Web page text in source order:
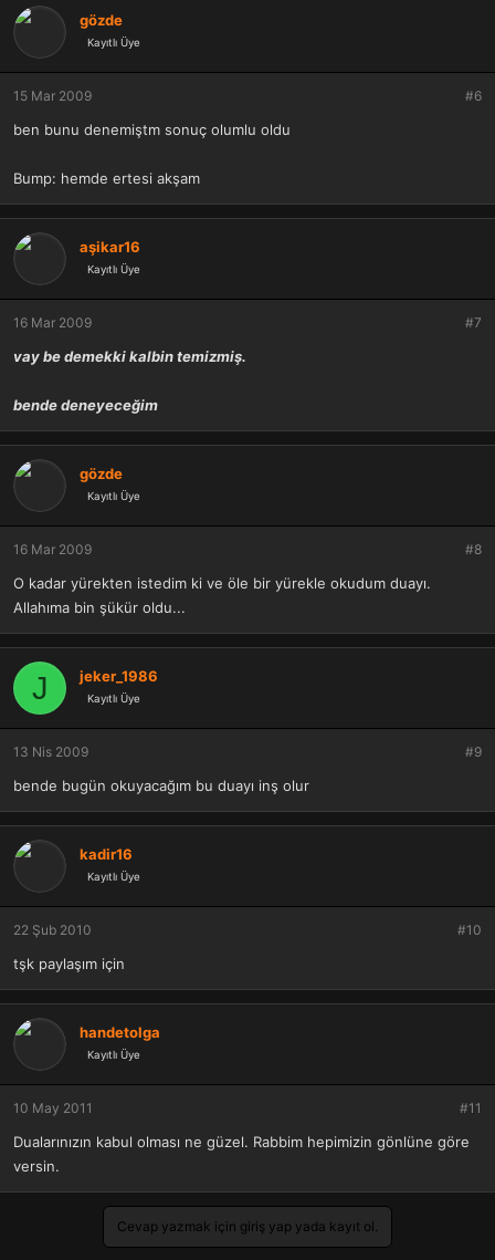
gözde
Kayıtlı Üye
15 Mar 2009 #6
ben bunu denemiştm sonuç olumlu oldu
Bump: hemde ertesi akşam
aşikar16
Kayıtlı Üye
16 Mar 2009 #7
vay be demekki kalbin temizmiş.
bende deneyeceğim
gözde
Kayıtlı Üye
16 Mar 2009 #8
O kadar yürekten istedim ki ve öle bir yürekle okudum duayı.
Allahıma bin şükür oldu...
J jeker_1986
Kayıtlı Üye
13 Nis 2009 #9
bende bugün okuyacağım bu duayı inş olur
kadir16
Kayıtlı Üye
22 Şub 2010 #10
tşk paylaşım için
handetolga
Kayıtlı Üye
10 May 2011 #11
Dualarınızın kabul olması ne güzel. Rabbim hepimizin gönlüne göre
versin.
Cevap yazmak için giriş yap yada kayıt ol.